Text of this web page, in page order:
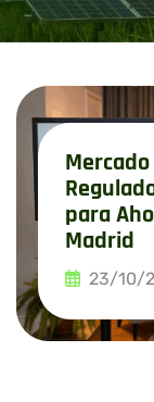
para
Madrid
23/10/
Leer más